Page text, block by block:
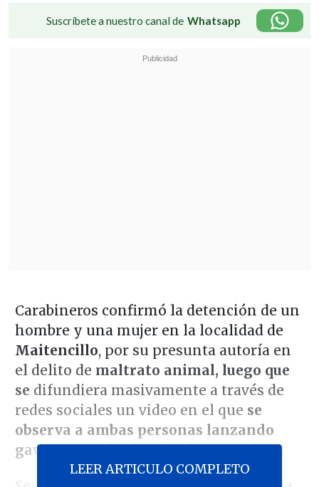
Suscríbete a nuestro canal de Whatsapp
Carabineros confirmó la detención de un
hombre y una mujer en la localidad de
Maitencillo, por su presunta autoría en
el delito de maltrato animal, luego que
se difundiera masivamente a través de
redes sociales un video en el que se
observa a ambas personas lanzando
gaviotas desde el techo de un edificio.
LEER ARTICULO COMPLETO